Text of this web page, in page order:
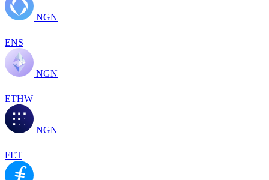
NGN
ENS
NGN
ETHW
NGN
FET